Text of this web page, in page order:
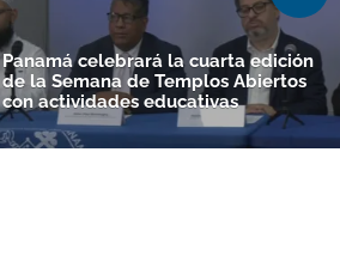
Panamá celebrará la cuarta edición
de la Semana de Templos Abiertos
con actividades educativas